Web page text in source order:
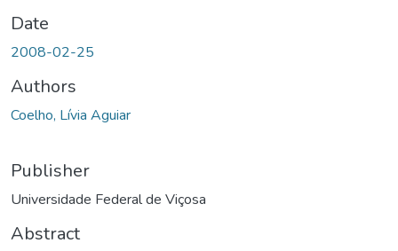
Date
2008-02-25
Authors
Coelho, Lívia Aguiar
Publisher
Universidade Federal de Viçosa
Abstract